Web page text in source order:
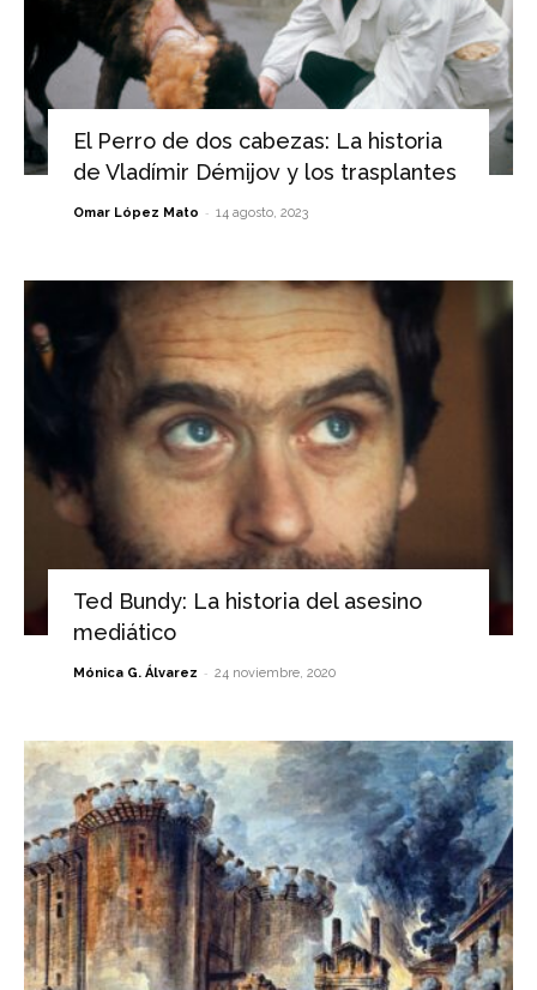
El Perro de dos cabezas: La historia
de Vladímir Démijov y los trasplantes
Omar López Mato - 14 agosto, 2023
Ted Bundy: La historia del asesino
mediático
Mónica G. Álvarez - 24 noviembre, 2020